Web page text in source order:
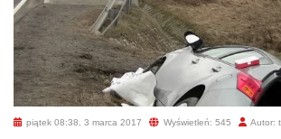
piątek 08:38, 3 marca 2017 Wyświetleń: 545 Autor: